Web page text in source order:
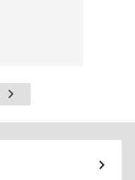
Pagina
successiva